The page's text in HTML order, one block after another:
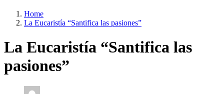
Home
La Eucaristía “Santifica las pasiones”
La Eucaristía “Santifica las
pasiones”